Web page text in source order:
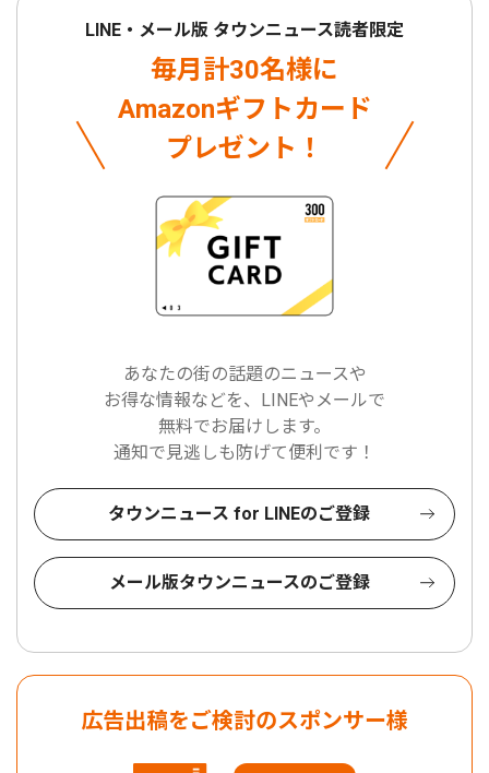
LINE・メール版 タウンニュース読者限定
毎月計30名様に
Amazonギフトカード
プレゼント！
あなたの街の話題のニュースや
お得な情報などを、LINEやメールで
無料でお届けします。
通知で見逃しも防げて便利です！
タウンニュース for LINEのご登録
メール版タウンニュースのご登録
広告出稿をご検討のスポンサー様